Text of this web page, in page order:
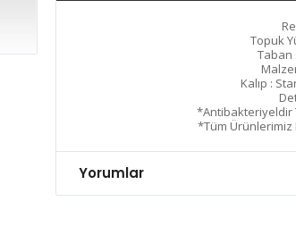
Topuk
Taban
Kalıp :
*Antibakteriyeldir
*Tüm
Yorumlar